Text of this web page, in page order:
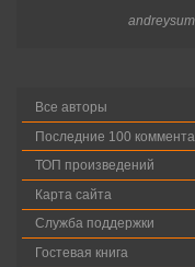
andreysum
Все авторы
Последние 100
ТОП произведений
Карта сайта
Служба поддержки
Гостевая книга